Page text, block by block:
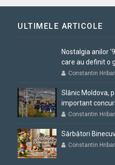
ULTIMELE ARTICOLE
Nostalgia anilor
care au definit o
Constantin
Slănic Moldova,
important
Constantin
Sărbători
Constantin